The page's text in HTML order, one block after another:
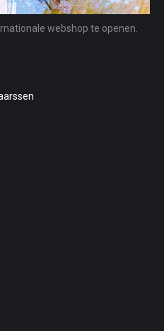
webshop te openen.